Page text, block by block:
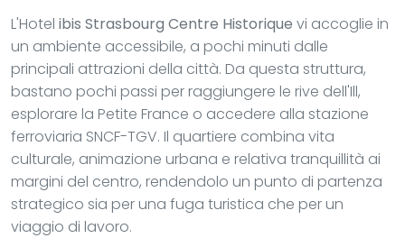
L'Hotel ibis Strasbourg Centre Historique vi accoglie in
un ambiente accessibile, a pochi minuti dalle
principali attrazioni della città. Da questa struttura,
bastano pochi passi per raggiungere le rive dell'Ill,
esplorare la Petite France o accedere alla stazione
ferroviaria SNCF-TGV. Il quartiere combina vita
culturale, animazione urbana e relativa tranquillità ai
margini del centro, rendendolo un punto di partenza
strategico sia per una fuga turistica che per un
viaggio di lavoro.